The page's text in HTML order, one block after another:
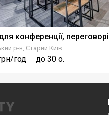
конференції,
р-н, Старий Київ
год до 30 о.